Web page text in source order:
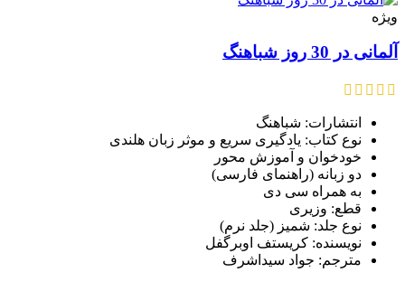
ویژه
آلمانی در 30 روز شباهنگ
انتشارات: شباهنگ
نوع کتاب: یادگیری سریع و موثر زبان هلندی
خودخوان و آموزش محور
دو زبانه (راهنمای فارسی)
به همراه سی دی
قطع: وزیری
نوع جلد: شمیز (جلد نرم)
نویسنده: کریستف اوبرگفل
مترجم: جواد سیداشرف